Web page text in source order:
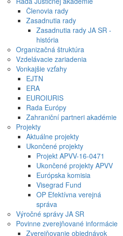
Členovia rady
Zasadnutia rady
Zasadnutia rady JA SR -
história
Organizačná štruktúra
Vzdelávacie zariadenia
Vonkajšie vzťahy
EJTN
ERA
EUROIURIS
Rada Európy
Zahraniční partneri akadémie
Projekty
Aktuálne projekty
Ukončené projekty
Projekt APVV-16-0471
Ukončené projekty APVV
Európska komisia
Visegrad Fund
OP Efektívna verejná
správa
Výročné správy JA SR
Povinne zverejňované informácie
Zverejňovanie objednávok